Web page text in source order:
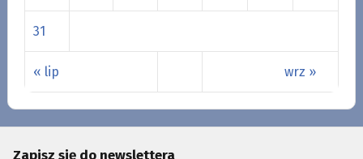
« lip wrz »
31
Zapisz się do newslettera